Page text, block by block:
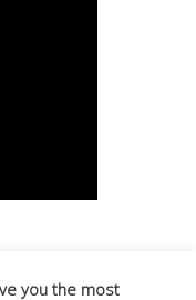
you the most